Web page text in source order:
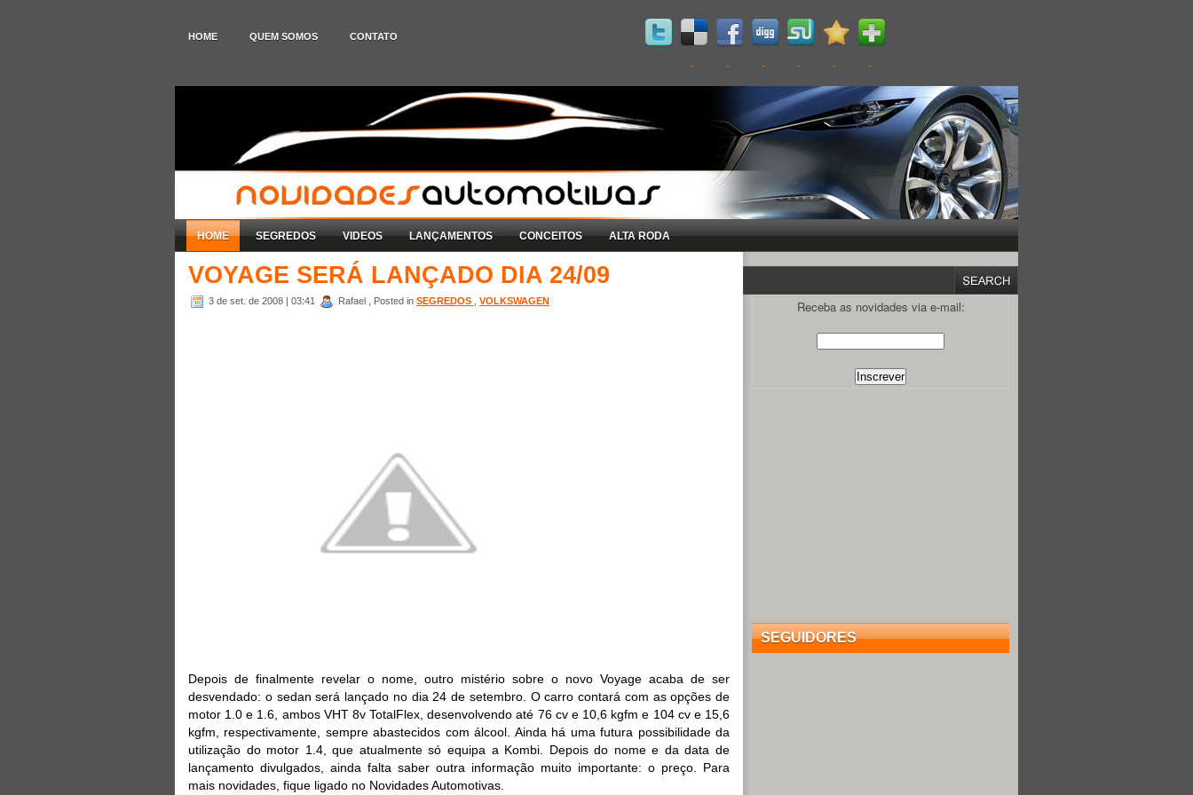
HOME QUEM SOMOS CONTATO
HOME SEGREDOS VIDEOS LANÇAMENTOS CONCEITOS ALTA RODA
VOYAGE SERÁ LANÇADO DIA 24/09
3 de set. de 2008 | 03:41 Rafael , Posted in SEGREDOS VOLKSWAGEN
Depois de finalmente revelar o nome, outro mistério sobre o novo Voyage acaba de ser
desvendado: o sedan será lançado no dia 24 de setembro. O carro contará com as opções de
motor 1.0 e 1.6, ambos VHT 8v TotalFlex, desenvolvendo até 76 cv e 10,6 kgfm e 104 cv e 15,6
kgfm, respectivamente, sempre abastecidos com álcool. Ainda há uma futura possibilidade da
utilização do motor 1.4, que atualmente só equipa a Kombi. Depois do nome e da data de
lançamento divulgados, ainda falta saber outra informação muito importante: o preço. Para
mais novidades, fique ligado no Novidades Automotivas.
Receba as novidades via e-mail:
SEGUIDORES